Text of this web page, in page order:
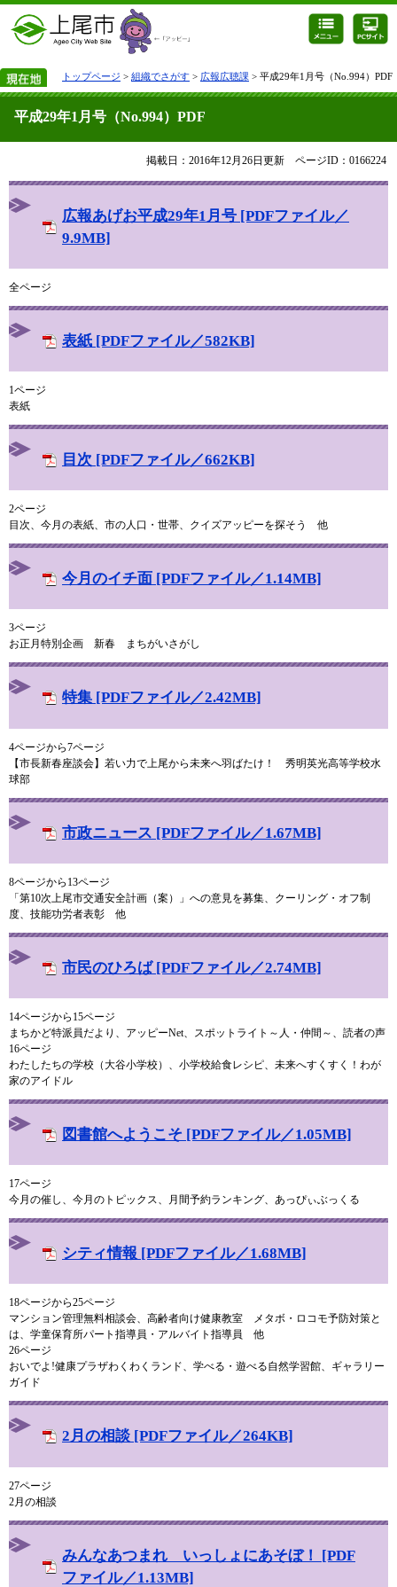
トップページ > 組織でさがす > 広報広聴課 > 平成29年1月号（No.994）PDF
平成29年1月号（No.994）PDF
掲載日：2016年12月26日更新 ページID：0166224
広報あげお平成29年1月号 [PDFファイル／
9.9MB]
全ページ
表紙 [PDFファイル／582KB]
1ページ
表紙
目次 [PDFファイル／662KB]
2ページ
目次、今月の表紙、市の人口・世帯、クイズアッピーを探そう 他
今月のイチ面 [PDFファイル／1.14MB]
3ページ
お正月特別企画 新春 まちがいさがし
特集 [PDFファイル／2.42MB]
4ページから7ページ
【市長新春座談会】若い力で上尾から未来へ羽ばたけ！ 秀明英光高等学校水
球部
市政ニュース [PDFファイル／1.67MB]
8ページから13ページ
「第10次上尾市交通安全計画（案）」への意見を募集、クーリング・オフ制
度、技能功労者表彰 他
市民のひろば [PDFファイル／2.74MB]
14ページから15ページ
まちかど特派員だより、アッピーNet、スポットライト～人・仲間～、読者の声
16ページ
わたしたちの学校（大谷小学校）、小学校給食レシピ、未来へすくすく！わが
家のアイドル
図書館へようこそ [PDFファイル／1.05MB]
17ページ
今月の催し、今月のトピックス、月間予約ランキング、あっぴぃぶっくる
シティ情報 [PDFファイル／1.68MB]
18ページから25ページ
マンション管理無料相談会、高齢者向け健康教室 メタボ・ロコモ予防対策と
は、学童保育所パート指導員・アルバイト指導員 他
26ページ
おいでよ!健康プラザわくわくランド、学べる・遊べる自然学習館、ギャラリー
ガイド
2月の相談 [PDFファイル／264KB]
27ページ
2月の相談
みんなあつまれ いっしょにあそぼ！ [PDF
ファイル／1.13MB]